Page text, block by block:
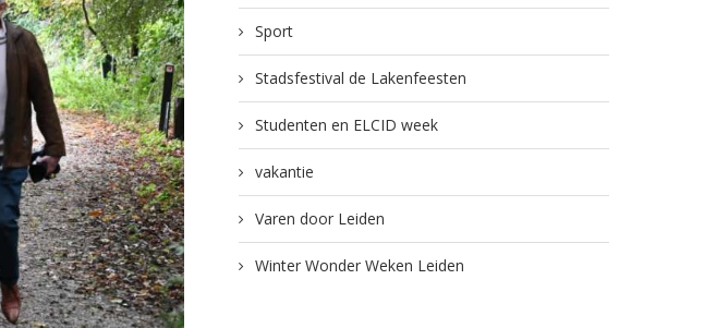
Sport
Stadsfestival de Lakenfeesten
Studenten en ELCID week
vakantie
Varen door Leiden
Winter Wonder Weken Leiden